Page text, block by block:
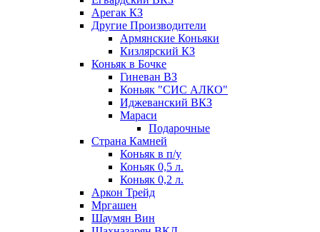
Арегак КЗ
Другие Производители
Армянские Коньяки
Кизлярский КЗ
Коньяк в Бочке
Гиневан ВЗ
Коньяк "СИС АЛКО"
Иджеванский ВКЗ
Мараси
Подарочные
Страна Камней
Коньяк в п/у
Коньяк 0,5 л.
Коньяк 0,2 л.
Аркон Трейд
Мргашен
Шаумян Вин